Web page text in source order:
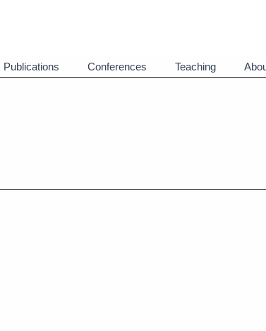
Publications Conferences Teaching